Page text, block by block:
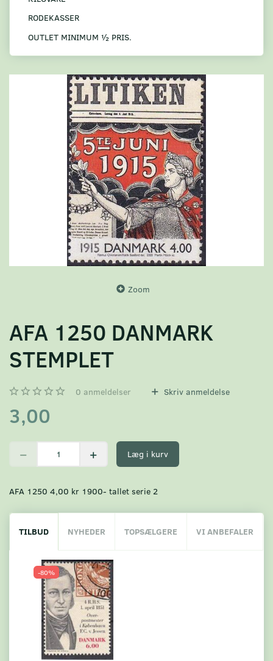
RODEKASSER
OUTLET MINIMUM ½ PRIS.
Zoom
AFA 1250 DANMARK
STEMPLET
0 anmeldelser Skriv anmeldelse
3,00
Læg i kurv
AFA 1250 4,00 kr 1900- tallet serie 2
TILBUD NYHEDER TOPSÆLGERE VI ANBEFALER
-80%